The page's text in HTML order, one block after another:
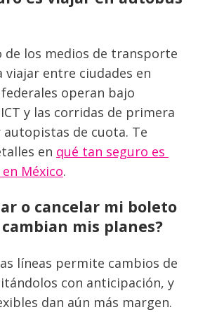
de los medios de transporte
viajar entre ciudades en
operan bajo
y las corridas de primera
de cuota. Te
en qué tan seguro es
México.
o cancelar mi boleto
mis planes?
líneas permite cambios de
con anticipación, y
dan aún más margen.